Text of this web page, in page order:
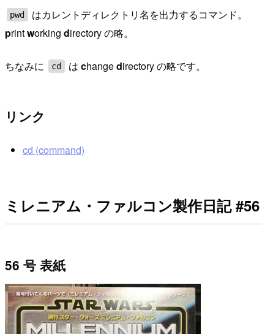
pwd
はカレントディレクトリ名を出力するコマンド。
printworking directory の略。
ちなみに cd はchangedirectory の略です。
リンク
cd (command)
ミレニアム・ファルコン製作日記 #56
56 号 表紙